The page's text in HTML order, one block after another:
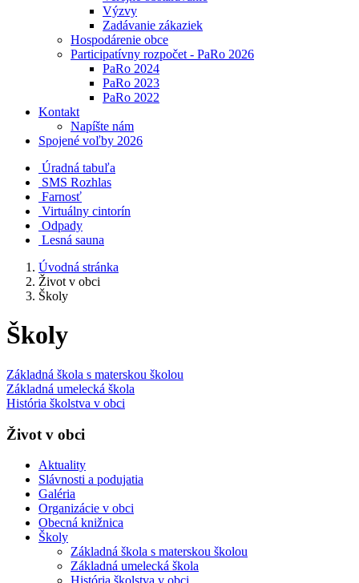
Výzvy
Zadávanie zákaziek
Hospodárenie obce
Participatívny rozpočet - PaRo 2026
PaRo 2024
PaRo 2023
PaRo 2022
Kontakt
Napíšte nám
Spojené voľby 2026
Úradná tabuľa
SMS Rozhlas
Farnosť
Virtuálny cintorín
Odpady
Lesná sauna
Úvodná stránka
Život v obci
Školy
Školy
Základná škola s materskou školou
Základná umelecká škola
História školstva v obci
Život v obci
Aktuality
Slávnosti a podujatia
Galéria
Organizácie v obci
Obecná knižnica
Školy
Základná škola s materskou školou
Základná umelecká škola